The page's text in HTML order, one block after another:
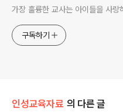
가장 훌륭한 교사는 아이들을 사랑
구독하기
인성교육자료 의 다른 글